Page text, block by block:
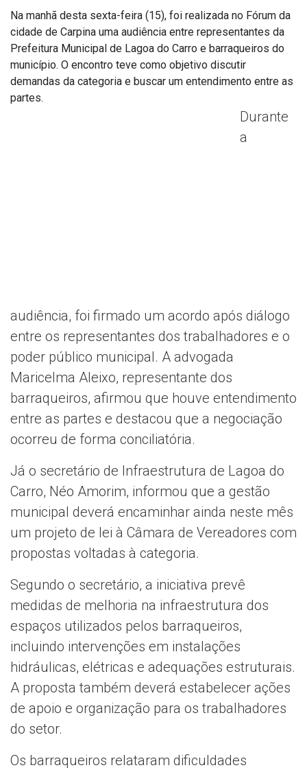
Na manhã desta sexta-feira (15), foi realizada no Fórum da
cidade de Carpina uma audiência entre representantes da
Prefeitura Municipal de Lagoa do Carro e barraqueiros do
município. O encontro teve como objetivo discutir
demandas da categoria e buscar um entendimento entre as
partes.
Durante
a
audiência, foi firmado um acordo após diálogo
entre os representantes dos trabalhadores e o
poder público municipal. A advogada
Maricelma Aleixo, representante dos
barraqueiros, afirmou que houve entendimento
entre as partes e destacou que a negociação
ocorreu de forma conciliatória.
Já o secretário de Infraestrutura de Lagoa do
Carro, Néo Amorim, informou que a gestão
municipal deverá encaminhar ainda neste mês
um projeto de lei à Câmara de Vereadores com
propostas voltadas à categoria.
Segundo o secretário, a iniciativa prevê
medidas de melhoria na infraestrutura dos
espaços utilizados pelos barraqueiros,
incluindo intervenções em instalações
hidráulicas, elétricas e adequações estruturais.
A proposta também deverá estabelecer ações
de apoio e organização para os trabalhadores
do setor.
Os barraqueiros relataram dificuldades